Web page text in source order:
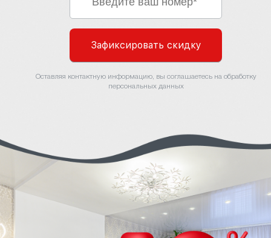
Зафиксировать скидку
Оставляя контактную информацию, вы соглашаетесь на обработку
персональных данных